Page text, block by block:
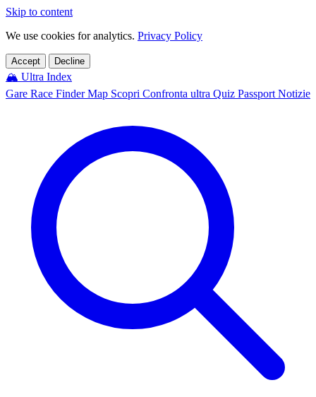
Skip to content
We use cookies for analytics. Privacy Policy
Accept Decline
🏔️ Ultra Index
Gare Race FinderMap Scopri Confronta ultra Quiz Passport Notizie